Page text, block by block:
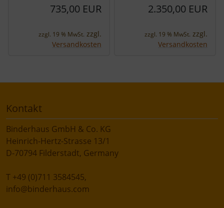
735,00 EUR
zzgl. 19 % MwSt. zzgl.
Versandkosten
2.350,00 EUR
zzgl. 19 % MwSt. zzgl.
Versandkosten
Kontakt
Binderhaus GmbH & Co. KG
Heinrich-Hertz-Strasse 13/1
D-70794 Filderstadt, Germany
T +49 (0)711 3584545,
info@binderhaus.com